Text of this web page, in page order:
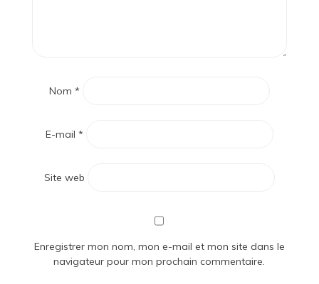
Nom *
E-mail *
Site web
Enregistrer mon nom, mon e-mail et mon site dans le
navigateur pour mon prochain commentaire.